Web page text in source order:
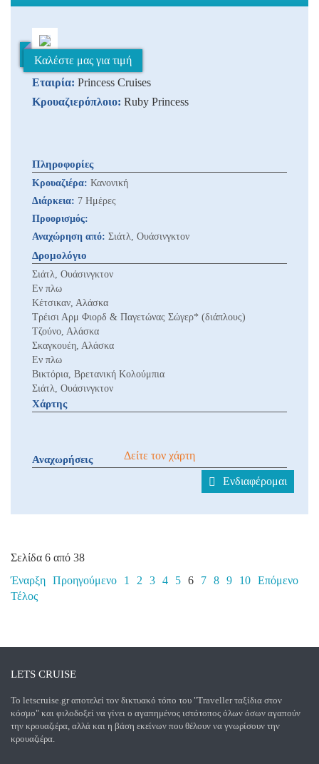
Εταιρία: Princess Cruises
Κρουαζιερόπλοιο: Ruby Princess
Καλέστε μας για τιμή
Πληροφορίες
Κρουαζιέρα: Κανονική
Διάρκεια: 7 Ημέρες
Προορισμός:
Αναχώρηση από: Σιάτλ, Ουάσινγκτον
Δρομολόγιο
Σιάτλ, Ουάσινγκτον
Εν πλω
Κέτσικαν, Αλάσκα
Τρέισι Αρμ Φιορδ & Παγετώνας Σώγερ* (διάπλους)
Τζούνο, Αλάσκα
Σκαγκουέη, Αλάσκα
Εν πλω
Βικτόρια, Βρετανική Κολούμπια
Σιάτλ, Ουάσινγκτον
Χάρτης
Δείτε τον χάρτη
Αναχωρήσεις
Ενδιαφέρομαι
Σελίδα 6 από 38
Έναρξη Προηγούμενο 1 2 3 4 5 6 7 8 9 10 Επόμενο
Τέλος
LETS CRUISE
Το letscruise.gr αποτελεί τον δικτυακό τόπο του "Traveller ταξίδια στον
κόσμο" και φιλοδοξεί να γίνει ο αγαπημένος ιστότοπος όλων όσων αγαπούν
την κρουαζιέρα, αλλά και η βάση εκείνων που θέλουν να γνωρίσουν την
κρουαζιέρα.